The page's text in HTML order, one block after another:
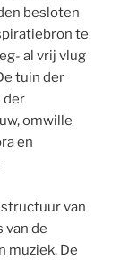
besloten
te
al vrij vlug
tuin der
der
omwille
en
van
van de
muziek. De